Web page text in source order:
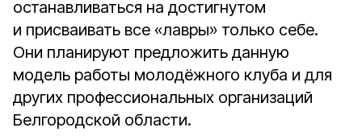
останавливаться на достигнутом
и присваивать все «лавры» только себе.
Они планируют предложить данную
модель работы молодёжного клуба и для
других профессиональных организаций
Белгородской области.